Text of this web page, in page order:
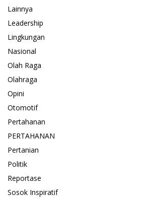
Lainnya
Leadership
Lingkungan
Nasional
Olah Raga
Olahraga
Opini
Otomotif
Pertahanan
PERTAHANAN
Pertanian
Politik
Reportase
Sosok Inspiratif